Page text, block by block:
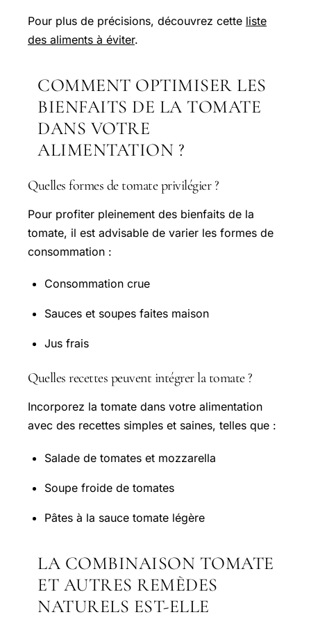
Pour plus de précisions, découvrez cette liste
des aliments à éviter.
COMMENT OPTIMISER LES
BIENFAITS DE LA TOMATE
DANS VOTRE
ALIMENTATION ?
Quelles formes de tomate privilégier ?
Pour profiter pleinement des bienfaits de la
tomate, il est advisable de varier les formes de
consommation :
Consommation crue
Sauces et soupes faites maison
Jus frais
Quelles recettes peuvent intégrer la tomate ?
Incorporez la tomate dans votre alimentation
avec des recettes simples et saines, telles que :
Salade de tomates et mozzarella
Soupe froide de tomates
Pâtes à la sauce tomate légère
LA COMBINAISON TOMATE
ET AUTRES REMÈDES
NATURELS EST-ELLE